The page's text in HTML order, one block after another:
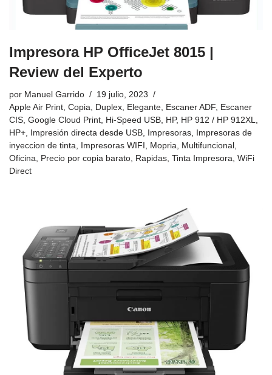
Impresora HP OfficeJet 8015 |
Review del Experto
por Manuel Garrido
19 julio, 2023
Apple Air Print, Copia, Duplex, Elegante, Escaner ADF, Escaner
CIS, Google Cloud Print, Hi-Speed USB, HP, HP 912 / HP 912XL,
HP+, Impresión directa desde USB, Impresoras,
Impresoras de
inyeccion de tinta, Impresoras WIFI , Mopria, Multifuncional ,
Oficina, Precio por copia barato, Rapidas, Tinta Impresora, WiFi
Direct